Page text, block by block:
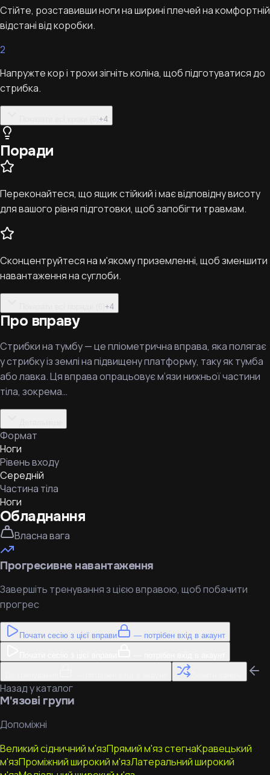
Стійте, розставивши ноги на ширині плечей на комфортній
відстані від коробки.
2
Напружте кор і трохи зігніть коліна, щоб підготуватися до
стрибка.
+4
Поради
Переконайтеся, що ящик стійкий і має відповідну висоту
для вашого рівня підготовки, щоб запобігти травмам.
Сконцентруйтеся на м'якому приземленні, щоб зменшити
навантаження на суглоби.
+4
Про вправу
Стрибки на тумбу — це пліометрична вправа, яка полягає
у стрибку із землі на підвищену платформу, таку як тумба
або лавка. Ця вправа опрацьовує м’язи нижньої частини
тіла, зокрема…
Формат
Ноги
Рівень входу
Середній
Частина тіла
Ноги
Обладнання
Власна вага
Прогресивне навантаження
Завершіть тренування з цією вправою, щоб побачити
прогрес
Почати сесію з цієї вправи — потрібен вхід в акаунт
Назад у каталог
М'язові групи
Допоміжні
Великий сідничний м'язПрямий м'яз стегнаКравецький
м'язПроміжний широкий м'язЛатеральний широкий